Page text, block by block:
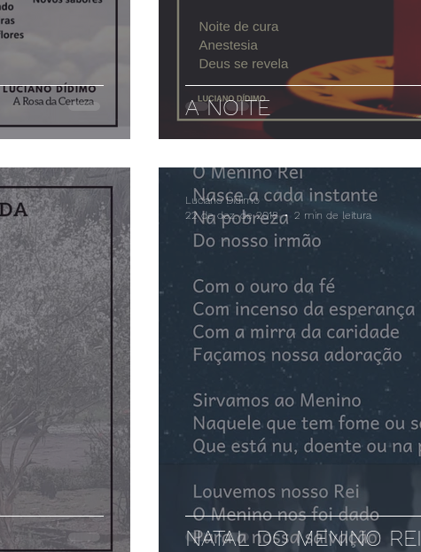
A NOITE
NATAL DO MENINO REI
Luciano Dídimo
22 de dez. de 2018
2 min de leitura